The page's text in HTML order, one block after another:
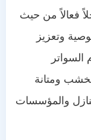
فعالاً من حيث
وتعزيز
ومتانة
والمؤسسات